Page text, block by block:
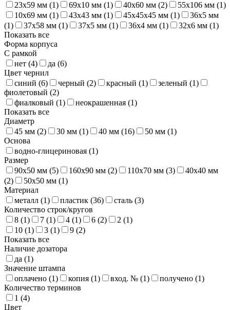
23x59 мм (1) 69x10 мм (1) 40x60 мм (2) 55x106 мм (1)
10x69 мм (1) 43x43 мм (1) 45x45x45 мм (1)
36x5 мм
(1) 37x58 мм (1) 37x5 мм (1) 36x4 мм (1) 32x6 мм (1)
Показать все
Форма корпуса
С рамкой
нет (4) да (6)
Цвет чернил
синий (6) черный (2) красный (1) зеленый (1)
фиолетовый (2)
фиалковый (1) неокрашенная (1)
Показать все
Диаметр
45 мм (2) 30 мм (1) 40 мм (16) 50 мм (1)
Основа
водно-глицериновая (1)
Размер
90x50 мм (5) 160x90 мм (2) 110x70 мм (3)
40x40 мм
(2) 50x50 мм (1)
Материал
металл (1) пластик (36) сталь (3)
Количество строк/кругов
8 (1) 7 (1) 4 (1) 6 (2) 2 (1)
10 (1) 3 (1) 9 (2)
Показать все
Наличие дозатора
да (1)
Значение штампа
оплачено (1) копия (1) вход. № (1) получено (1)
Количество терминов
1 (4)
Цвет